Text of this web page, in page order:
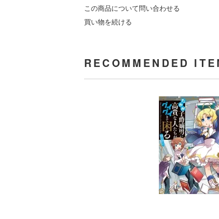
この商品について問い合わせる
買い物を続ける
RECOMMENDED